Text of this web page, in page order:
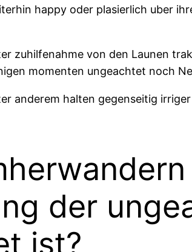
happy oder plasierlich uber
zuhilfenahme von den Launen
momenten ungeachtet noch
anderem halten gegenseitig irriger
der
ist?